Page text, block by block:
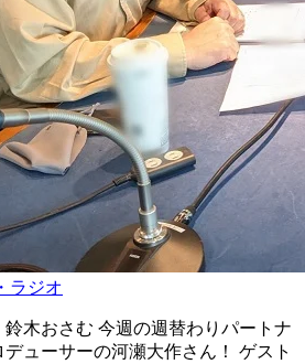
ラジオ
鈴木おさむ 今週の週替わりパートナ
ューサーの河瀬大作さん！ ゲスト